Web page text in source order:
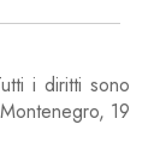
i diritti sono
19